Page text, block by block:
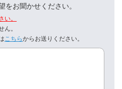
をお聞かせください。
い。
。
こちらからお送りください。